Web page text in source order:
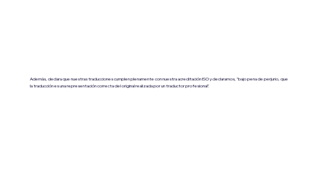
Además, declara que nuestras traducciones cumplen plenamente con nuestra acreditación ISO y declaramos, "bajo pena de perjurio, que
la traducción es una representación correcta del original realizada por un traductor profesional".